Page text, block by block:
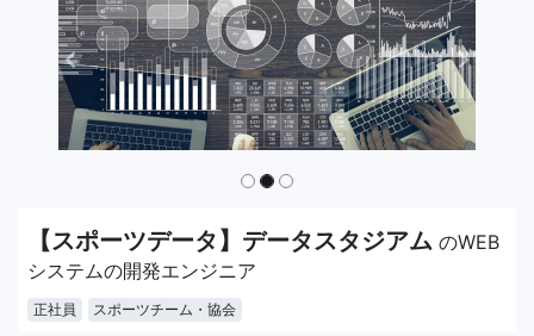
【スポーツデータ】データスタジアム のWEB
システムの開発エンジニア
正社員 スポーツチーム・協会